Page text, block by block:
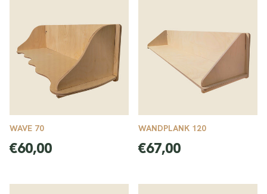
WAVE 70
Normale
€60,00
WANDPLANK 120
Normale
€67,00